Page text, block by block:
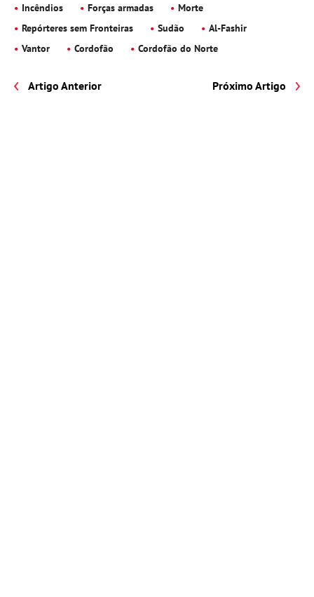
Incêndios Forças armadas
Morte
Repórteres sem Fronteiras
Sudão
Al-Fashir
Vantor
Cordofão Cordofão do Norte
Artigo Anterior Próximo Artigo